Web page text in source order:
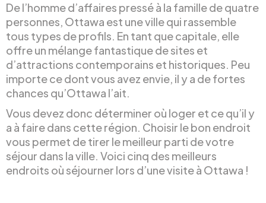
De l’homme d’affaires pressé à la famille de quatre
personnes, Ottawa est une ville qui rassemble
tous types de profils. En tant que capitale, elle
offre un mélange fantastique de sites et
d’attractions contemporains et historiques. Peu
importe ce dont vous avez envie, il y a de fortes
chances qu’Ottawa l’ait.
Vous devez donc déterminer où loger et ce qu’il y
a à faire dans cette région. Choisir le bon endroit
vous permet de tirer le meilleur parti de votre
séjour dans la ville. Voici cinq des meilleurs
endroits où séjourner lors d’une visite à Ottawa !